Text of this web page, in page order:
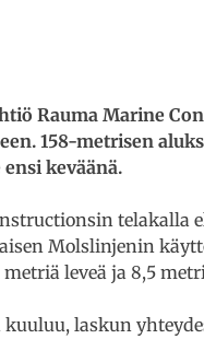
Rauma Marine
158-metrisen
keväänä.
Molslinjenin
leveä ja 8,5
laskun